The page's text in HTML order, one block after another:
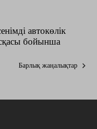
автокөлік
бойынша
Барлық жаңалықтар